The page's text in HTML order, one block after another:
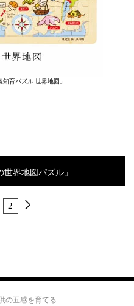
育パズル 世界地図」
界地図パズル」
2
の五感を育てる